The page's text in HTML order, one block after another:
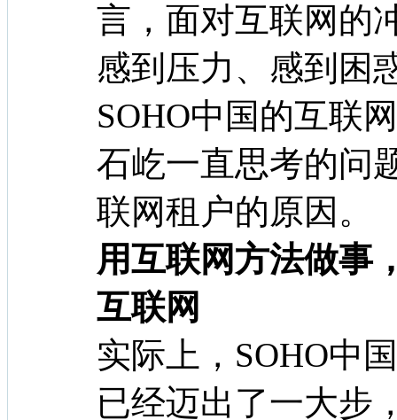
言，面对互联网的
感到压力、感到困
SOHO中国的互联
石屹一直思考的问
联网租户的原因。
用互联网方法做事
互联网
实际上，SOHO中
已经迈出了一大步